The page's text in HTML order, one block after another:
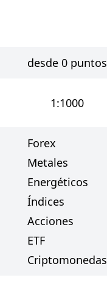
desde 0 puntos
1:1000
Forex
Metales
Energéticos
Índices
Acciones
ETF
Criptomonedas